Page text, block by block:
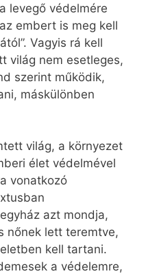
levegő védelmére
embert is meg kell
Vagyis rá kell
világ nem esetleges,
szerint működik,
máskülönben
világ, a környezet
élet védelmével
vonatkozó
azt mondja,
nőnek lett teremtve,
kell tartani.
a védelemre,